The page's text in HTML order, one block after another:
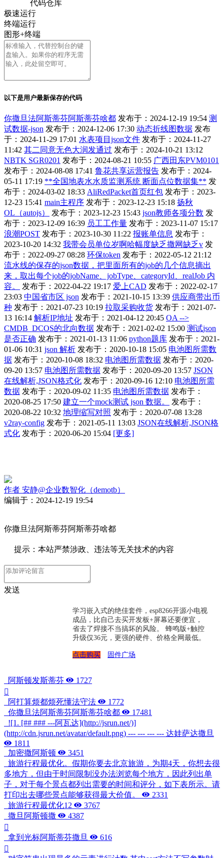
代码仓库
极速运行
终端运行
图形+终端
以下是用户最新保存的代码
你撒旦法阿斯蒂芬阿斯蒂芬啥都 发布于：2024-12-19 19:54 测
试数据-json 发布于：2024-12-06 17:30 动态折线图数据 发布
于：2024-11-29 17:01 水表项目json文件 发布于：2024-11-27
11:42 其二同意无色大润发通过 发布于：2024-10-21 13:12
NBTK SGR0201 发布于：2024-08-21 10:55 广西田东PVM0101
发布于：2024-08-08 17:41 鲁花共享运营报告 发布于：2024-
05-11 17:19 **全国地表水水质监测系统 断面点位数据集** 发
布于：2024-03-02 18:33 AliRedPacket首页红包 发布于：2023-
12-23 15:41 main主程序 发布于：2023-12-23 15:18 扬秋
OL（autojs）
发布于：2023-12-23 15:43 json教师各项分数 发
布于：2023-12-09 16:39 员工工作量 发布于：2023-11-07 15:17
浪潮POST 发布于：2023-10-30 11:22 报账单信息 发布于：
2023-10-20 14:32 我带会员单位岁啊哈幅度缺乏撒网缺乏v 发
布于：2022-09-27 08:28 环保token 发布于：2022-05-12 21:12
流水线的保存的json数据，把里面所有的job的几个信息摘出
来，取出每个job的jobName、jobType、categoryId、realJob 内
容。
发布于：2022-04-22 19:17 爱上CAD 发布于：2022-02-17
23:03 中国省市区 json 发布于：2021-10-15 13:39 供应商带出币
种 发布于：2021-07-23 10:19 拉取采购收货 发布于：2021-07-
13 16:14 解析IP地址 发布于：2021-04-12 20:45 OA -->
CMDB_DCOS的北向数据 发布于：2021-02-02 15:00 测试json
是否正确 发布于：2021-01-13 11:06 python题库 发布于：2021-
01-06 10:31 json 解析 发布于：2020-10-18 15:05 电池图所需数
据 发布于：2020-10-08 18:32 电池图所需数据 发布于：2020-
09-20 13:57 电池图所需数据 发布于：2020-09-20 13:57 JSON
在线解析,JSON格式化 发布于：2020-09-16 12:10 电池图所需
数据 发布于：2020-09-02 11:35 电池图所需数据 发布于：
2020-08-25 17:50 建立一个mock测试 json 数据。
发布于：
2020-08-22 10:32 地理缩写对照 发布于：2020-07-08 13:28
v2ray-config 发布于：2021-05-11 13:03 JSON在线解析,JSON格
式化 发布于：2020-06-20 15:04 [更多]
作者 安静@企业数智化（demotb）
编辑于：2024-12-19 19:54
你撒旦法阿斯蒂芬阿斯蒂芬啥都
提示：本站严禁涉政、违法等无关技术的内容
发送
学习嵌入式的绝佳套件，esp8266开源小电视
成品，比自己去买开发板+屏幕还要便宜，
省去了焊接不当搞坏的风险。 蜂鸣版+触控
升级仅36元，更强的硬件、价格全网最低。
点击购买 固件广场
阿斯顿发斯蒂芬 1727
阿打算烦都烦死懂法守法
1772
你撒旦法阿斯蒂芬阿斯蒂芬啥都
17481
![1. [## ### ---阿瓦达](http://jsrun.net/)]
(http://cdn.jsrun.net/avatar/default.png) --- --- --- --- 达娃萨达撒旦
1811
加密撒阿斯顿
3451
旅游行程最优化。假期你要去北京旅游，为期4天，你想去很
多地方，但由于时间限制没办法浏览每个地方，因此列出单
子，对于每个景点都列出需要的时间和评分，如下表所示。请
打印出去哪些景点能够获得最大价值。
2331
旅游行程最优化12
3767
撒旦阿斯顿撒
4387
拿到光标阿斯蒂芬撒旦 616